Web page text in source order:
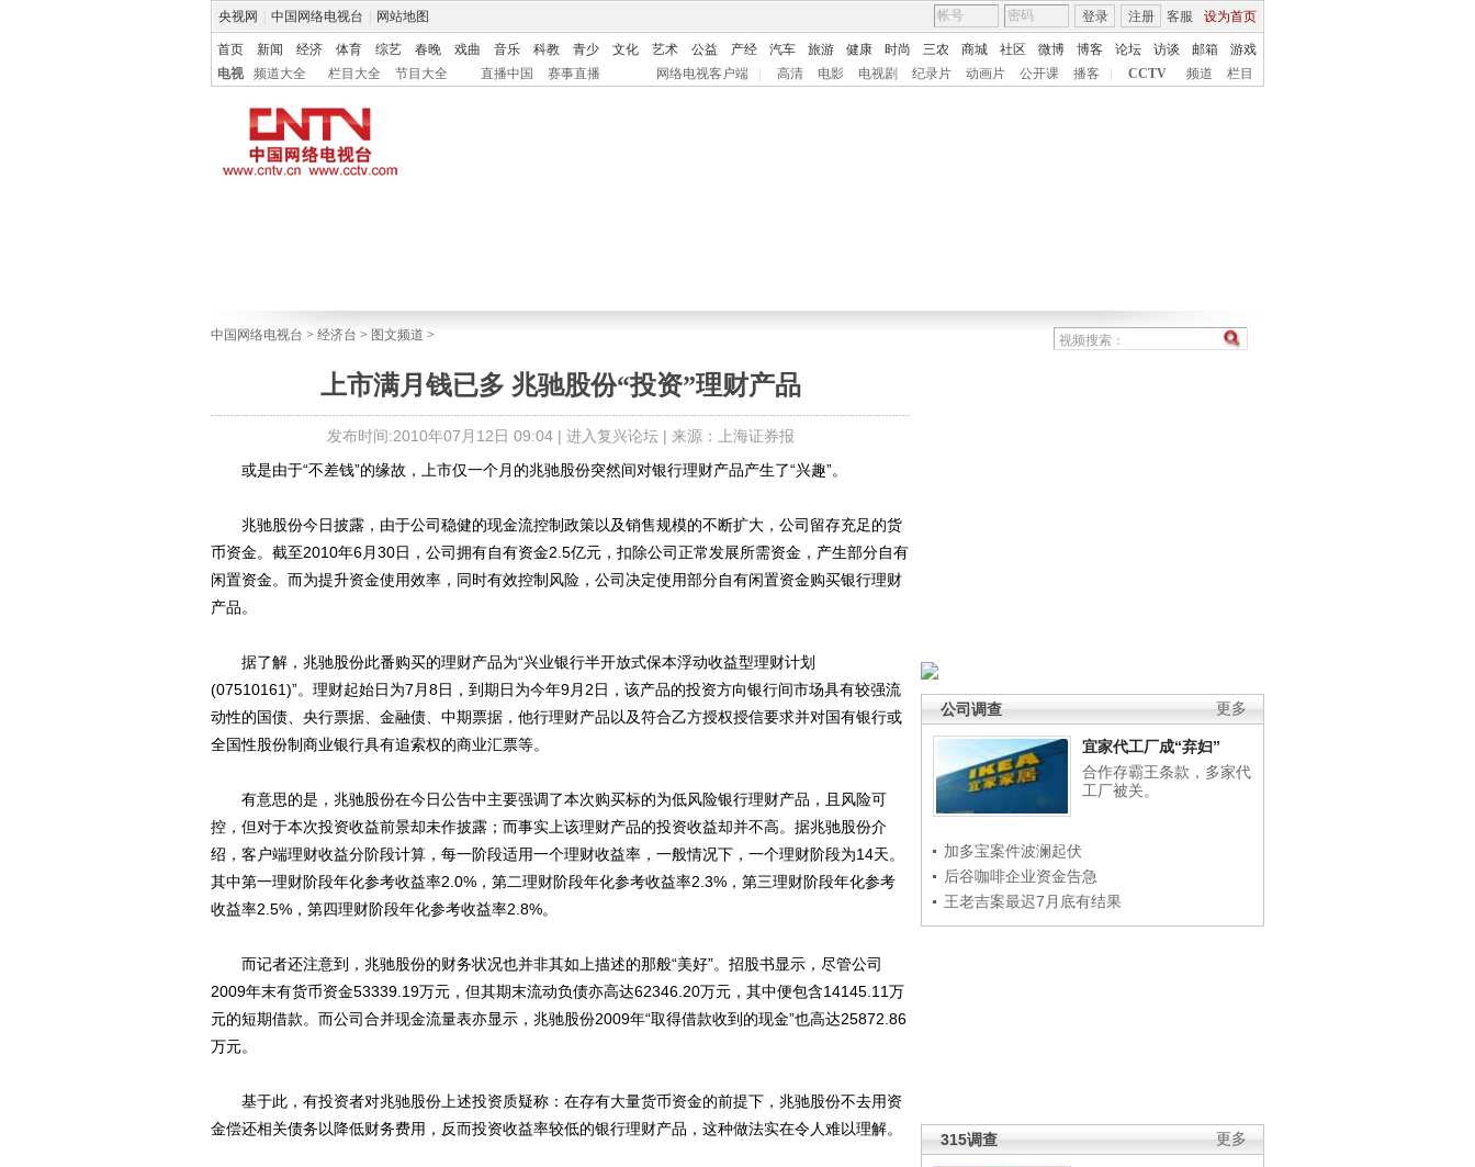
央视网 中国网络电视台 网站地图 客服 设为首页
登录 注册
首页 新闻 经济 体育 综艺 春晚 戏曲 音乐 科教 青少 文化 艺术 公益 产经 汽车 旅游 健康 时尚 三农 商城 社区 微博 博客 论坛 访谈 邮箱
游戏
电视
频道大全 栏目大全 节目大全 直播中国 赛事直播 网络电视客户端 高清 电影 电视剧 纪录片 动画片 公开课 播客 CCTV 频道 栏目
中国网络电视台 > 经济台 > 图文频道 >
上市满月钱已多 兆驰股份“投资”理财产品
发布时间:2010年07月12日 09:04 | 进入复兴论坛| 来源：上海证券报
更多
公司调查
宜家代工厂成“弃妇”
合作存霸王条款，多家代
工厂被关。
加多宝案件波澜起伏
后谷咖啡企业资金告急
王老吉案最迟7月底有结果
更多
315调查
或是由于“不差钱”的缘故，上市仅一个月的兆驰股份突然间对银行理财产品产生了“兴趣”。
兆驰股份今日披露，由于公司稳健的现金流控制政策以及销售规模的不断扩大，公司留存充足的货
币资金。截至2010年6月30日，公司拥有自有资金2.5亿元，扣除公司正常发展所需资金，产生部分自有
闲置资金。而为提升资金使用效率，同时有效控制风险，公司决定使用部分自有闲置资金购买银行理财
产品。
据了解，兆驰股份此番购买的理财产品为“兴业银行半开放式保本浮动收益型理财计划
(07510161)”。理财起始日为7月8日，到期日为今年9月2日，该产品的投资方向银行间市场具有较强流
动性的国债、央行票据、金融债、中期票据，他行理财产品以及符合乙方授权授信要求并对国有银行或
全国性股份制商业银行具有追索权的商业汇票等。
有意思的是，兆驰股份在今日公告中主要强调了本次购买标的为低风险银行理财产品，且风险可
控，但对于本次投资收益前景却未作披露；而事实上该理财产品的投资收益却并不高。据兆驰股份介
绍，客户端理财收益分阶段计算，每一阶段适用一个理财收益率，一般情况下，一个理财阶段为14天。
其中第一理财阶段年化参考收益率2.0%，第二理财阶段年化参考收益率2.3%，第三理财阶段年化参考
收益率2.5%，第四理财阶段年化参考收益率2.8%。
而记者还注意到，兆驰股份的财务状况也并非其如上描述的那般“美好”。招股书显示，尽管公司
2009年末有货币资金53339.19万元，但其期末流动负债亦高达62346.20万元，其中便包含14145.11万
元的短期借款。而公司合并现金流量表亦显示，兆驰股份2009年“取得借款收到的现金”也高达25872.86
万元。
基于此，有投资者对兆驰股份上述投资质疑称：在存有大量货币资金的前提下，兆驰股份不去用资
金偿还相关债务以降低财务费用，反而投资收益率较低的银行理财产品，这种做法实在令人难以理解。